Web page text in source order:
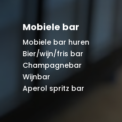
Mobiele bar
Mobiele bar huren
Bier/wijn/fris bar
Champagnebar
Wijnbar
Aperol spritz bar